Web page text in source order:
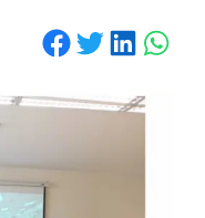
Share on Facebook Share on Twitter Share on LinkedIn